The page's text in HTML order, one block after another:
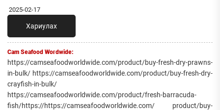
2025-02-17
Хариулах
Cam Seafood Wordwide:
https://camseafoodworldwide.com/product/buy-fresh-dry-prawns-
in-bulk/ https://camseafoodworldwide.com/product/buy-fresh-dry-
crayfish-in-bulk/
https://camseafoodworldwide.com/product/fresh-barracuda-
fish/https://https://camseafoodworldwide.com/ product/buy-